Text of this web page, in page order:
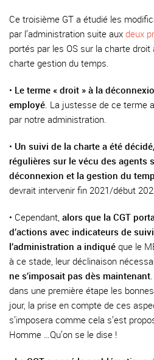
Ce troisième GT a étudié les
par l’administration suite aux deux
portés par les OS sur la charte droit
charte gestion du temps.
• Le terme « droit » à la
employé. La justesse de ce terme
par notre administration.
• Un suivi de la charte a été
régulières sur le vécu des agents
déconnexion et la gestion du
devrait intervenir fin 2021/début
• Cependant, alors que la CGT
d’actions avec indicateurs de
l’administration a indiqué que le
à ce stade, leur déclinaison
ne s’imposait pas dès maintenant
dans une première étape les
jour, la prise en compte de ces
s’imposera comme cela s’est
Homme …Qu’on se le dise !